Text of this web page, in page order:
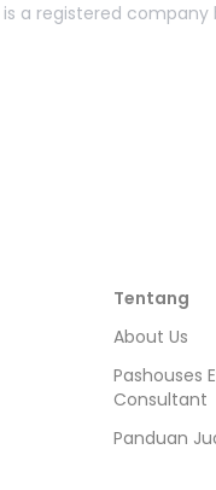
a registered company
Tentang
About Us
Pashouses
Consultant
Panduan